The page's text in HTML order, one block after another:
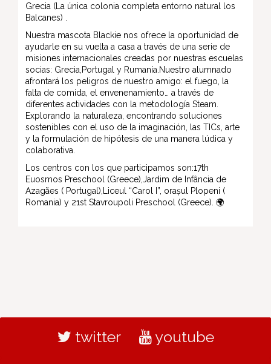
Grecia (La única colonia completa entorno natural los
Balcanes) .
Nuestra mascota Blackie nos ofrece la oportunidad de
ayudarle en su vuelta a casa a través de una serie de
misiones internacionales creadas por nuestras escuelas
socias: Grecia,Portugal y Rumanía.Nuestro alumnado
afrontará los peligros de nuestro amigo: el fuego, la
falta de comida, el envenenamiento… a través de
diferentes actividades con la metodología Steam.
Explorando la naturaleza, encontrando soluciones
sostenibles con el uso de la imaginación, las TICs, arte
y la formulación de hipótesis de una manera lúdica y
colaborativa.
Los centros con los que participamos son:17th
Euosmos Preschool (Greece),Jardim de Infância de
Azagães ( Portugal),Liceul “Carol I”, orașul Plopeni (
Romania) y 21st Stavroupoli Preschool (Greece). 🌍
twitter youtube